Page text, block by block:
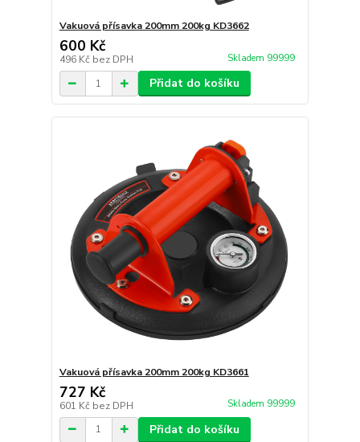
Vakuová přísavka 200mm 200kg KD3662
600 Kč
496 Kč bez DPH Skladem 99999
Přidat do košíku
Vakuová přísavka 200mm 200kg KD3661
727 Kč
601 Kč bez DPH Skladem 99999
Přidat do košíku